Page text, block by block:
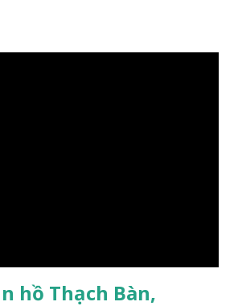
hồ Thạch Bàn,